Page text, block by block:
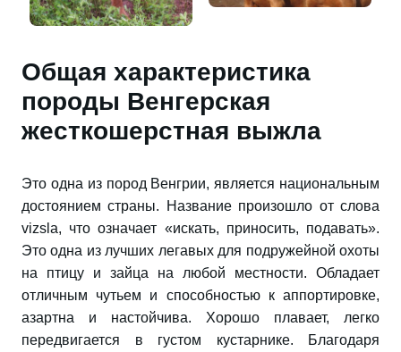
Общая характеристика
породы Венгерская
жесткошерстная выжла
Это одна из пород Венгрии, является национальным
достоянием страны. Название произошло от слова
vizsla, что означает «искать, приносить, подавать».
Это одна из лучших легавых для подружейной охоты
на птицу и зайца на любой местности. Обладает
отличным чутьем и способностью к аппортировке,
азартна и настойчива. Хорошо плавает, легко
передвигается в густом кустарнике. Благодаря